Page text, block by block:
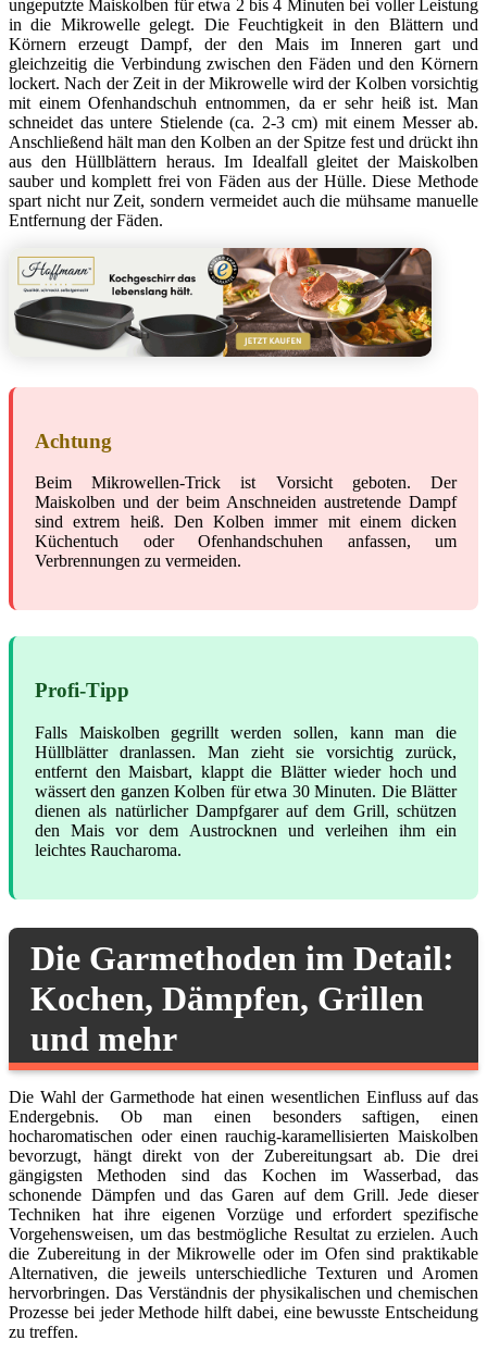
ungeputzte Maiskolben für etwa 2 bis 4 Minuten bei voller Leistung
in die Mikrowelle gelegt. Die Feuchtigkeit in den Blättern und
Körnern erzeugt Dampf, der den Mais im Inneren gart und
gleichzeitig die Verbindung zwischen den Fäden und den Körnern
lockert. Nach der Zeit in der Mikrowelle wird der Kolben vorsichtig
mit einem Ofenhandschuh entnommen, da er sehr heiß ist. Man
schneidet das untere Stielende (ca. 2-3 cm) mit einem Messer ab.
Anschließend hält man den Kolben an der Spitze fest und drückt ihn
aus den Hüllblättern heraus. Im Idealfall gleitet der Maiskolben
sauber und komplett frei von Fäden aus der Hülle. Diese Methode
spart nicht nur Zeit, sondern vermeidet auch die mühsame manuelle
Entfernung der Fäden.
Achtung
Beim Mikrowellen-Trick ist Vorsicht geboten. Der
Maiskolben und der beim Anschneiden austretende Dampf
sind extrem heiß. Den Kolben immer mit einem dicken
Küchentuch oder Ofenhandschuhen anfassen, um
Verbrennungen zu vermeiden.
Profi-Tipp
Falls Maiskolben gegrillt werden sollen, kann man die
Hüllblätter dranlassen. Man zieht sie vorsichtig zurück,
entfernt den Maisbart, klappt die Blätter wieder hoch und
wässert den ganzen Kolben für etwa 30 Minuten. Die Blätter
dienen als natürlicher Dampfgarer auf dem Grill, schützen
den Mais vor dem Austrocknen und verleihen ihm ein
leichtes Raucharoma.
Die Garmethoden im Detail:
Kochen, Dämpfen, Grillen
und mehr
Die Wahl der Garmethode hat einen wesentlichen Einfluss auf das
Endergebnis. Ob man einen besonders saftigen, einen
hocharomatischen oder einen rauchig-karamellisierten Maiskolben
bevorzugt, hängt direkt von der Zubereitungsart ab. Die drei
gängigsten Methoden sind das Kochen im Wasserbad, das
schonende Dämpfen und das Garen auf dem Grill. Jede dieser
Techniken hat ihre eigenen Vorzüge und erfordert spezifische
Vorgehensweisen, um das bestmögliche Resultat zu erzielen. Auch
die Zubereitung in der Mikrowelle oder im Ofen sind praktikable
Alternativen, die jeweils unterschiedliche Texturen und Aromen
hervorbringen. Das Verständnis der physikalischen und chemischen
Prozesse bei jeder Methode hilft dabei, eine bewusste Entscheidung
zu treffen.